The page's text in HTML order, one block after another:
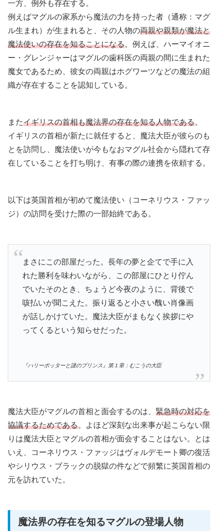
一方、例外も存在する。
例えばマグルの家系から魔法の力を持った者（通称：マグ
ル生まれ）が生まれると、その人物の両親や親類が魔法と
魔法使いの存在を知ることになる。例えば、ハーマイオニ
ー・グレンジャーはマグルの歯科医の両親の間に生まれた
魔女であるため、彼女の両親はホグワーツなどの魔法の組
織が存在することを認知している。
またイギリスの首相も魔法界の存在を知る人物である。
イギリスの首相が新たに就任すると、魔法大臣が彼らのも
とを訪問し、魔法使いが今もなおマグル社会から隠れて存
在していることを打ち明け、有事の際の連携を依頼する。
以下は英国首相が初めて魔法使い（コーネリウス・ファッ
ジ）の訪問を受けた際の一部始終である。
まさにこの部屋だった。長年の夢と企てで手に入
れた勝利を味わいながら、この部屋にひとり佇ん
でいたそのとき、ちょうど今夜のように、背後で
咳払いが聞こえた。振り返ると小さい醜い肖像画
が話しかけていた。魔法大臣がまもなく挨拶にや
ってくるという知らせだった。
『ハリーポッターと謎のプリンス』第１章：むこうの大臣
魔法大臣がマグルの首相と面会するのは、 緊急時の対応を
協議するためである。よほど深刻な出来事が起こらない限
りは魔法大臣とマグルの首相が面会することはない。とは
いえ、コーネリウス・ファッジはヴォルデモート卿の復活
やシリウス・ブラックの脱獄の件などで頻繁に英国首相の
元を訪れていた。
魔法界の存在を知るマグルの登場人物